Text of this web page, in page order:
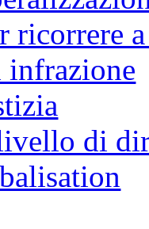
ricorrere
infrazione
di